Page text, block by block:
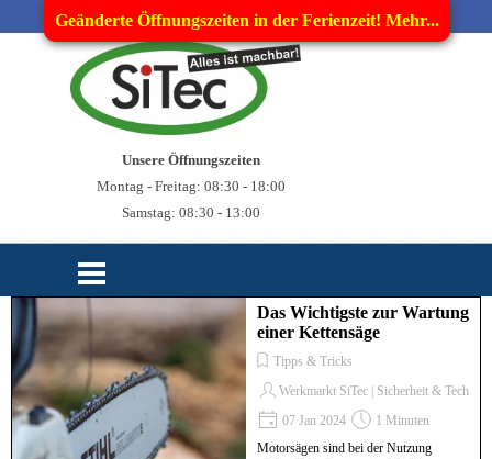
Direkt zum Seiteninhalt
Geänderte Öffnungszeiten in der Ferienzeit! Mehr...
Unsere Öffnungszeiten
Montag - Freitag: 08:30 - 18:00
Samstag: 08:30 - 13:00
Menü überspringen
Das Wichtigste zur Wartung
einer Kettensäge
Tipps & Tricks
Werkmarkt SiTec | Sicherheit & Technik
07 Jan 2024
1 Minuten
Motorsägen sind bei der Nutzung